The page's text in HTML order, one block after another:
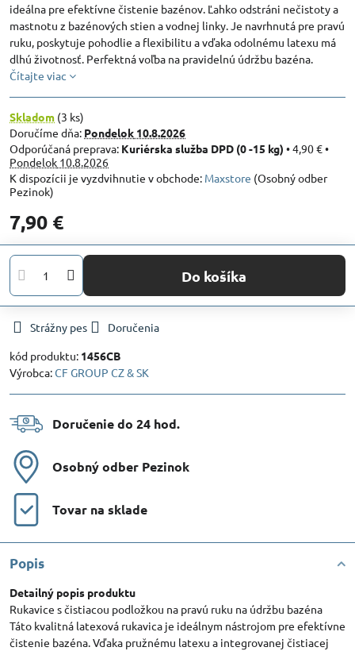
ideálna pre efektívne čistenie bazénov. Ľahko odstráni nečistoty a
mastnotu z bazénových stien a vodnej linky. Je navrhnutá pre pravú
ruku, poskytuje pohodlie a flexibilitu a vďaka odolnému latexu má
dlhú životnosť. Perfektná voľba na pravidelnú údržbu bazéna.
Čítajte viac
Skladom (3 ks)
Doručíme dňa: Pondelok 10.8.2026
Kuriérska služba DPD (0 -15 kg) •4,90 €•
Pondelok 10.8.2026
Maxstore (Osobný odber
Pezinok)
7,90 €
Do košíka
Strážny pes
Doručenia
kód produktu: 1456CB
Výrobca:CF GROUP CZ & SK
Doručenie do 24 hod​.
Osobný odber Pezinok
Tovar na sklade
Popis
Detailný popis produktu
Rukavice s čistiacou podložkou na pravú ruku na údržbu bazéna
Táto kvalitná latexová rukavica je ideálnym nástrojom pre efektívne
čistenie bazéna. Vďaka pružnému latexu a integrovanej čistiacej